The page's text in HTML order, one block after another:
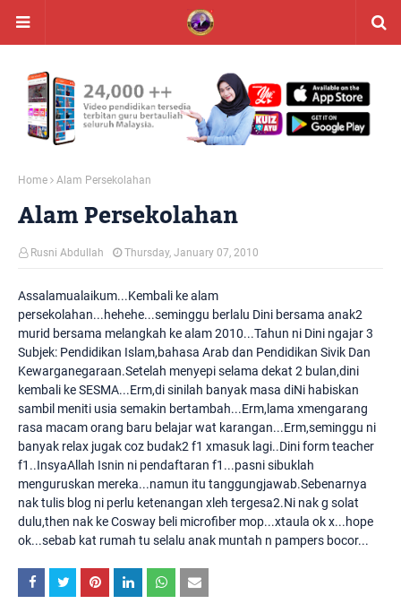
Home Alam Persekolahan
Alam Persekolahan
Rusni Abdullah Thursday, January 07, 2010
Assalamualaikum...Kembali ke alam
persekolahan...hehehe...seminggu berlalu Dini bersama anak2
murid bersama melangkah ke alam 2010...Tahun ni Dini ngajar 3
Subjek: Pendidikan Islam,bahasa Arab dan Pendidikan Sivik Dan
Kewarganegaraan.Setelah menyepi selama dekat 2 bulan,dini
kembali ke SESMA...Erm,di sinilah banyak masa diNi habiskan
sambil meniti usia semakin bertambah...Erm,lama xmengarang
rasa macam orang baru belajar wat karangan...Erm,seminggu ni
banyak relax jugak coz budak2 f1 xmasuk lagi..Dini form teacher
f1..InsyaAllah Isnin ni pendaftaran f1...pasni sibuklah
menguruskan mereka...namun itu tanggungjawab.Sebenarnya
nak tulis blog ni perlu ketenangan xleh tergesa2.Ni nak g solat
dulu,then nak ke Cosway beli microfiber mop...xtaula ok x...hope
ok...sebab kat rumah tu selalu anak muntah n pampers bocor...